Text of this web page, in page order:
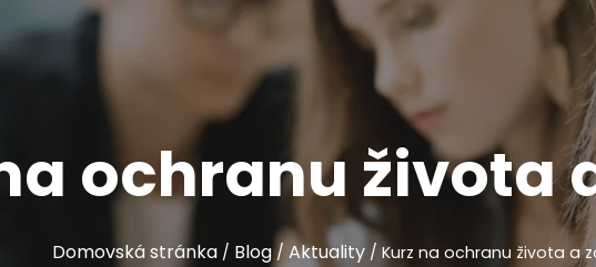
ochranu života
Domovská stránka/ Blog/ Aktuality/ Kurz na ochranu života a